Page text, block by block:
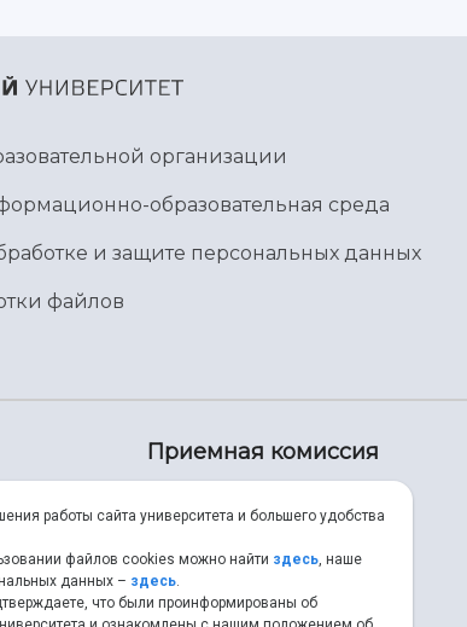
организации
образовательная среда
и защите персональных данных
файлов
70
Приемная комиссия
8 (846) 267-48-67
priem@ssau.ru
работы сайта университета и большего удобства
файлов cookies можно найти здесь, наше
данных – здесь.
что были проинформированы об